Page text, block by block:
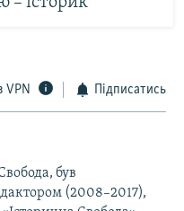
VPN Підписатись
був
(2008–2017),